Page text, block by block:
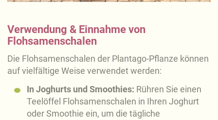
Verwendung & Einnahme von
Flohsamenschalen
Die Flohsamenschalen der Plantago-Pflanze können
auf vielfältige Weise verwendet werden:
In Joghurts und Smoothies: Rühren Sie einen
Teelöffel Flohsamenschalen in Ihren Joghurt
oder Smoothie ein, um die tägliche